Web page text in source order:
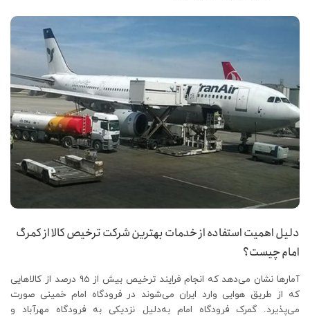
دلیل اهمیت استفاده از خدمات بهترین شرکت ترخیص کالا از کمرگ
امام چیست؟
آمارها نشان می‌دهد که انجام فرایند ترخیص بیش از 95 درصد از کالاهایی
که از طریق هوایی وارد ایران می‌شوند در فرودگاه امام خمینی صورت
می‌پذیرد. گمرک فرودگاه امام به‌دلیل نزدیکی به فرودگاه مهرآباد و